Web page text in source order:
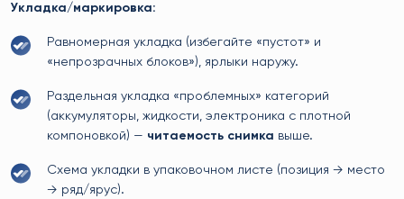
Укладка/маркировка:
Равномерная укладка (избегайте «пустот» и
«непрозрачных блоков»), ярлыки наружу.
Раздельная укладка «проблемных» категорий
(аккумуляторы, жидкости, электроника с плотной
компоновкой) — читаемость снимка выше.
Схема укладки в упаковочном листе (позиция → место
→ ряд/ярус).